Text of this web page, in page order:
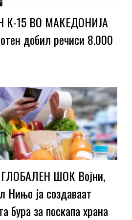
К-15 ВО МАКЕДОНИЈА
добил речиси 8.000
ШОК Војни,
Нињо ја создаваат
бура за поскапа храна